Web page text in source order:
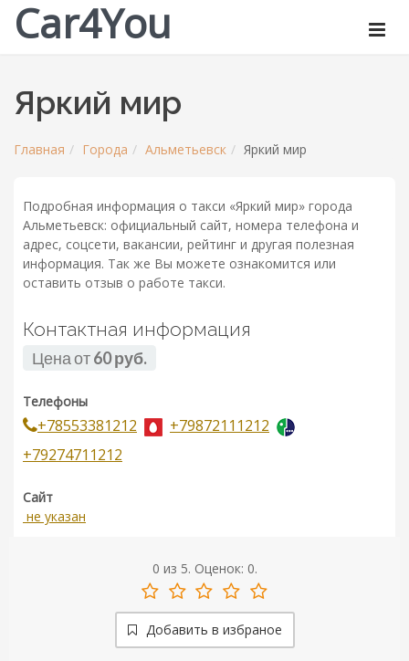
Car4You
Яркий мир
Главная Города Альметьевск Яркий мир
Подробная информация о такси «Яркий мир» города
Альметьевск: официальный сайт, номера телефона и
адрес, соцсети, вакансии, рейтинг и другая полезная
информация. Так же Вы можете ознакомится или
оставить отзыв о работе такси.
Контактная информация
Цена от60 руб.
Телефоны
+78553381212
+79872111212
+79274711212
Сайт
не указан
0 из 5. Оценок: 0.
Добавить в избраное